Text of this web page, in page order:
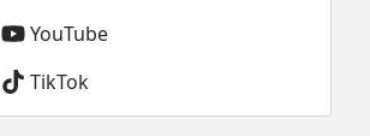
YouTube
TikTok